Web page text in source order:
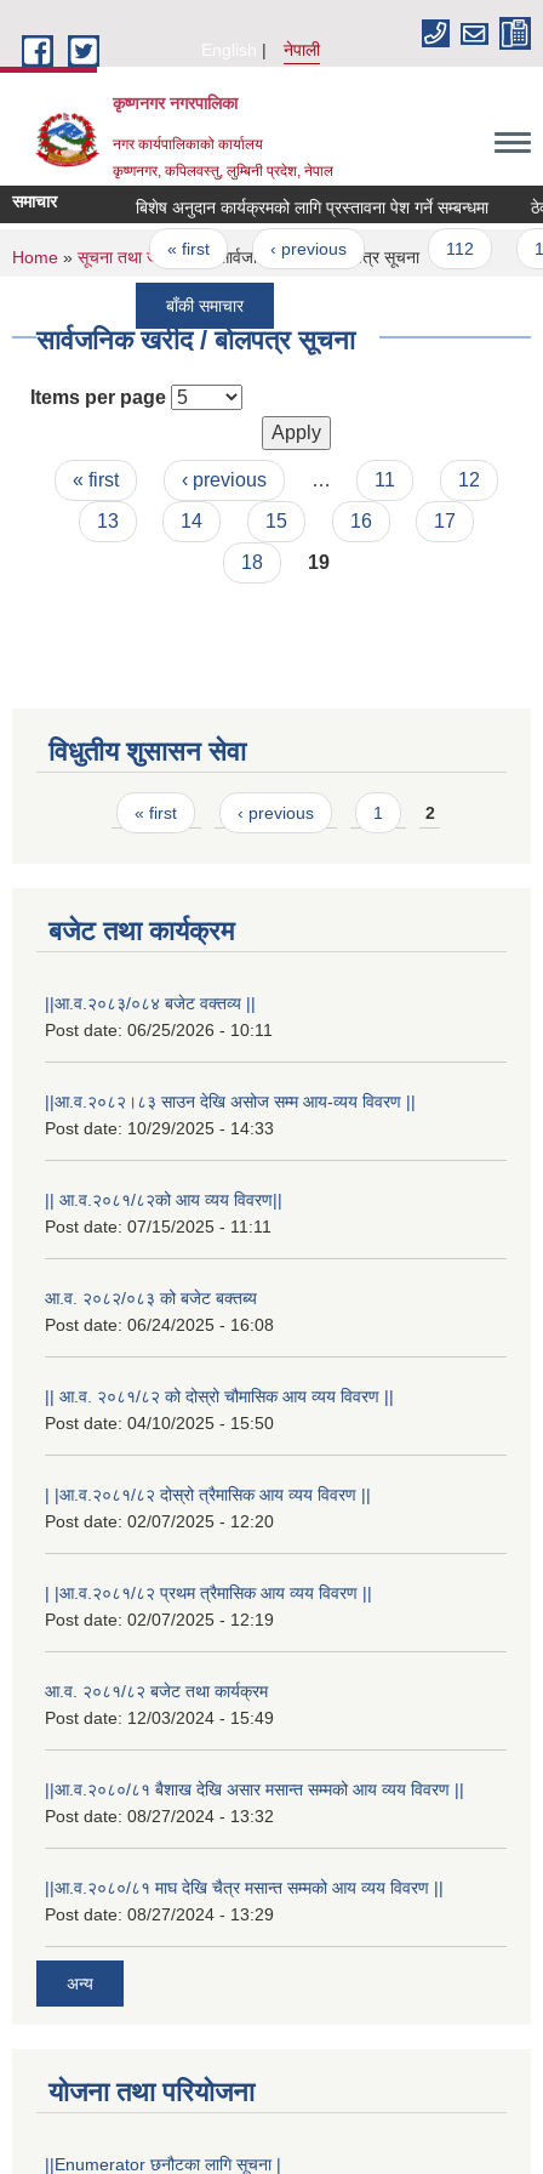
English
नेपाली
कृष्णनगर नगरपालिका
नगर कार्यपालिकाको कार्यालय
कृष्णनगर, कपिलवस्तु, लुम्बिनी प्रदेश, नेपाल
समाचार बिशेष अनुदान कार्यक्रमको लागि प्रस्तावना पेश गर्ने सम्बन्धमा
Pages
« first ‹ previous … 112
बाँकी समाचार
You are here
Home » सूचना तथा जानकारी» सार्वजनिक खरीद / बोलपत्र सूचना
सार्वजनिक खरीद / बोलपत्र सूचना
Items per page
Pages
« first ‹ previous … 11
12
13
14 15 16
17
18
19
विधुतीय शुसासन सेवा
Pages« first ‹ previous 1 2
बजेट तथा कार्यक्रम
||आ.व.२०८३/०८४ बजेट वक्तव्य ||
Post date: 06/25/2026 - 10:11
||आ.व.२०८२।८३ साउन देखि असोज सम्म आय-व्यय विवरण ||
Post date: 10/29/2025 - 14:33
|| आ.व.२०८१/८२को आय व्यय विवरण||
Post date: 07/15/2025 - 11:11
आ.व. २०८२/०८३ को बजेट बक्तब्य
Post date: 06/24/2025 - 16:08
|| आ.व. २०८१/८२ को दोस्रो चौमासिक आय व्यय विवरण ||
Post date: 04/10/2025 - 15:50
| |आ.व.२०८१/८२ दोस्रो त्रैमासिक आय व्यय विवरण ||
Post date: 02/07/2025 - 12:20
| |आ.व.२०८१/८२ प्रथम त्रैमासिक आय व्यय विवरण ||
Post date: 02/07/2025 - 12:19
आ.व. २०८१/८२ बजेट तथा कार्यक्रम
Post date: 12/03/2024 - 15:49
||आ.व.२०८०/८१ बैशाख देखि असार मसान्त सम्मको आय व्यय विवरण ||
Post date: 08/27/2024 - 13:32
||आ.व.२०८०/८१ माघ देखि चैत्र मसान्त सम्मको आय व्यय विवरण ||
Post date: 08/27/2024 - 13:29
अन्य
योजना तथा परियोजना
||Enumerator छनौटका लागि सूचना |